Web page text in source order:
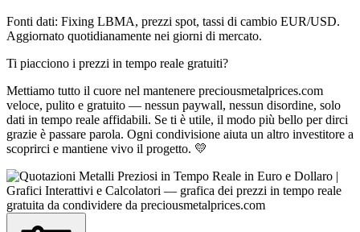
Fonti dati: Fixing LBMA, prezzi spot, tassi di cambio EUR/USD.
Aggiornato quotidianamente nei giorni di mercato.
Ti piacciono i prezzi in tempo reale gratuiti?
Mettiamo tutto il cuore nel mantenere preciousmetalprices.com
veloce, pulito e gratuito — nessun paywall, nessun disordine, solo
dati in tempo reale affidabili. Se ti è utile, il modo più bello per dirci
grazie è passare parola. Ogni condivisione aiuta un altro investitore a
scoprirci e mantiene vivo il progetto. 💛